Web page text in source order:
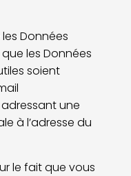
Données
les Données
soient
une
à l’adresse du
le fait que vous